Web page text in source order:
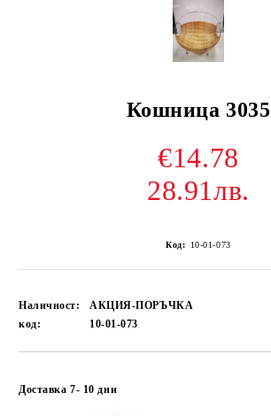
Кошница 3035
€14.78
28.91лв.
Код: 10-01-073
Наличност:
АКЦИЯ-ПОРЪЧКА
код:
10-01-073
Доставка 7- 10 дни